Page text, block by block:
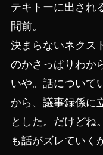
テキトーに出され
間前。
決まらないネクス
のかさっぱりわか
いや。話について
から、議事録係に
とした。だけどね
も話がズレていく